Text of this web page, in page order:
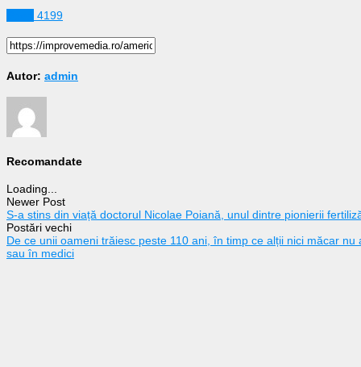
4199
Autor: admin
Recomandate
Loading...
Newer Post
S-a stins din viață doctorul Nicolae Poiană, unul dintre pionierii
Postări vechi
De ce unii oameni trăiesc peste 110 ani, în timp ce alții nici măcar
sau în medici